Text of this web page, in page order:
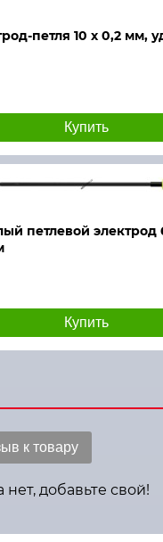
петля 10 х 0,2 мм,
Купить
петлевой электрод
Купить
к товару
добавьте свой!